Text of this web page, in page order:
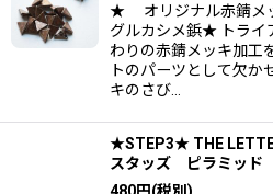
★ オリジナル赤錆メ
グルカシメ鋲★ トライ
わりの赤錆メッキ加工
トのパーツとして欠か
キのさび…
★STEP3★ THE
スタッズ ピラミッド